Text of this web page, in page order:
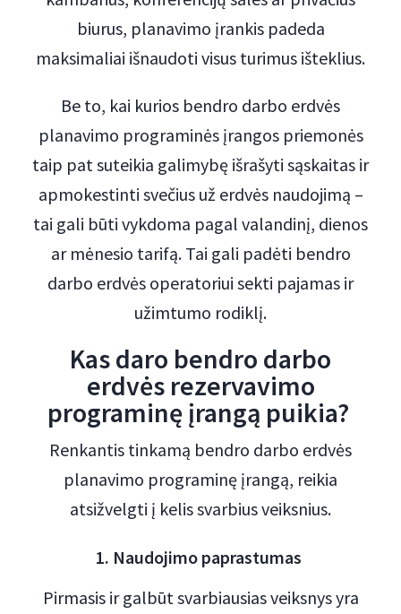
biurus, planavimo įrankis padeda
maksimaliai išnaudoti visus turimus išteklius.
Be to, kai kurios bendro darbo erdvės
planavimo programinės įrangos priemonės
taip pat suteikia galimybę išrašyti sąskaitas ir
apmokestinti svečius už erdvės naudojimą –
tai gali būti vykdoma pagal valandinį, dienos
ar mėnesio tarifą. Tai gali padėti bendro
darbo erdvės operatoriui sekti pajamas ir
užimtumo rodiklį.
Kas daro bendro darbo
erdvės rezervavimo
programinę įrangą puikia?
Renkantis tinkamą bendro darbo erdvės
planavimo programinę įrangą, reikia
atsižvelgti į kelis svarbius veiksnius.
1. Naudojimo paprastumas
Pirmasis ir galbūt svarbiausias veiksnys yra